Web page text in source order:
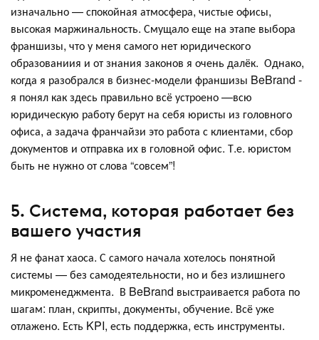
изначально — спокойная атмосфера, чистые офисы,
высокая маржинальность. Смущало еще на этапе выбора
франшизы, что у меня самого нет юридического
образованиия и от знания законов я очень далёк. Однако,
когда я разобрался в бизнес-модели франшизы BeBrand -
я понял как здесь правильно всё устроено —всю
юридическую работу берут на себя юристы из головного
офиса, а задача франчайзи это работа с клиентами, сбор
документов и отправка их в головной офис. Т.е. юристом
быть не нужно от слова “совсем”!
5. Система, которая работает без
вашего участия
Я не фанат хаоса. С самого начала хотелось понятной
системы — без самодеятельности, но и без излишнего
микроменеджмента. В BeBrand выстраивается работа по
шагам: план, скрипты, документы, обучение. Всё уже
отлажено. Есть KPI, есть поддержка, есть инструменты.